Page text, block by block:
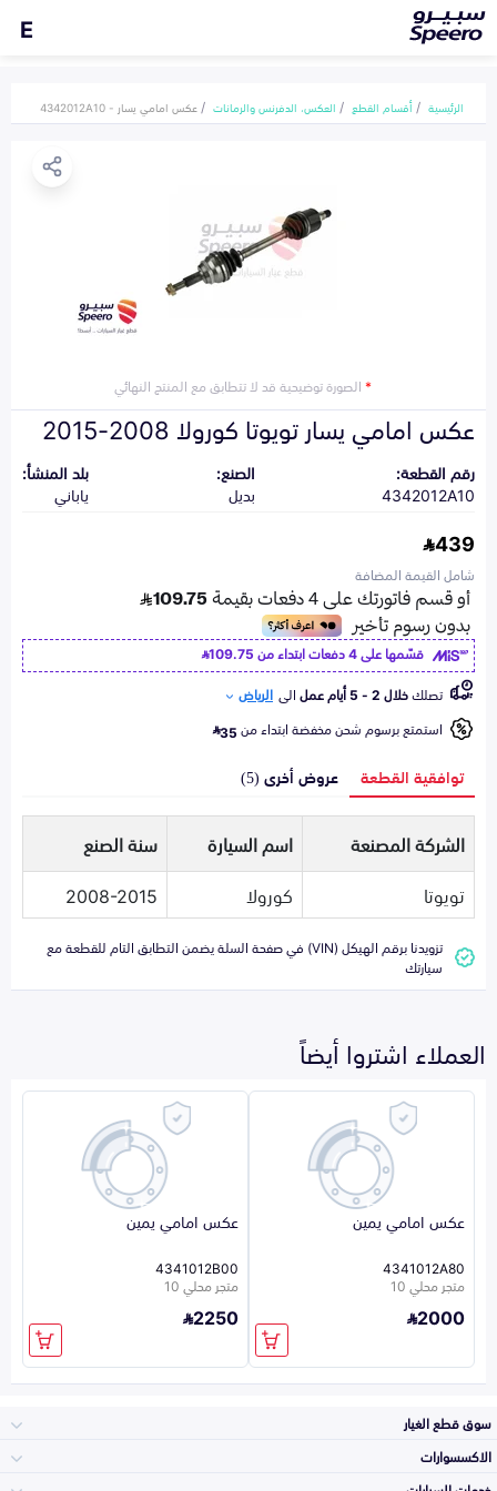
E
الرئيسية أقسام القطع العكس، الدفرنس والرمانات عكس امامي يسار - 4342012A10
*الصورة توضيحية قد لا تتطابق مع المنتج النهائي
عكس امامي يسار تويوتا كورولا 2008-2015
رقم القطعة:
4342012A10
الصنع:
بديل
بلد المنشأ:
ياباني
439
شامل القيمة المضافة
قسّمها على 4 دفعات ابتداء من
109.75
تصلكخلال 2 - 5 أيام عمل الى الرياض
استمتع برسوم شحن مخفضة ابتداء من35
توافقية القطعة عروض أخرى (5)
الشركة المصنعة اسم السيارة
سنة الصنع
تويوتا
كورولا 2008-2015
تزويدنا برقم الهيكل (VIN) في صفحة السلة يضمن التطابق التام للقطعة مع
سيارتك
العملاء اشتروا أيضاً
عكس امامي يمين
4341012A80
متجر محلي 10
2000
عكس امامي يمين
4341012B00
متجر محلي 10
2250
سوق قطع الغيار
الاكسسوارات